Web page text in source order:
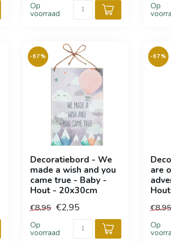
Op
voorraad
Op
-67%
Decoratiebord - We
made a wish and you
came true - Baby -
Hout - 20x30cm
€8,95 €2,95
Op
voorraad
-67%
are
€8,95
Op